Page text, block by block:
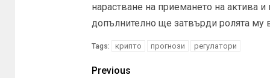
нарастване на приемането на актива
допълнително ще затвърди ролята
Tags: крипто прогнози регулатори
Previous